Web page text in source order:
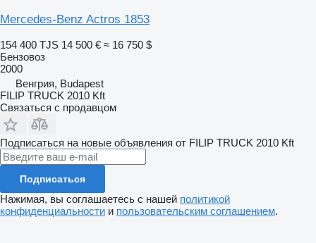
Mercedes-Benz Actros 1853
154 400 TJS 14 500 € ≈ 16 750 $
Бензовоз
2000
Венгрия, Budapest
FILIP TRUCK 2010 Kft
Связаться с продавцом
Подписаться на новые объявления от FILIP TRUCK 2010 Kft
Подписаться
Нажимая, вы соглашаетесь с нашей политикой
конфиденциальности и пользовательским соглашением.